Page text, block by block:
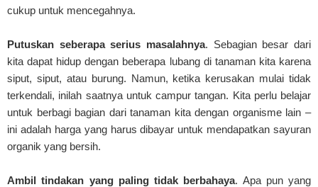
cukup untuk mencegahnya.
Putuskan seberapa serius masalahnya. Sebagian besar dari
kita dapat hidup dengan beberapa lubang di tanaman kita karena
siput, siput, atau burung. Namun, ketika kerusakan mulai tidak
terkendali, inilah saatnya untuk campur tangan. Kita perlu belajar
untuk berbagi bagian dari tanaman kita dengan organisme lain –
ini adalah harga yang harus dibayar untuk mendapatkan sayuran
organik yang bersih.
Ambil tindakan yang paling tidak berbahaya. Apa pun yang